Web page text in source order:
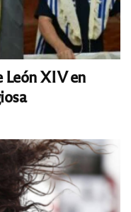
XIV en